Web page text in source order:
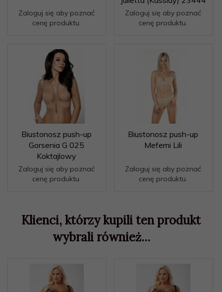
Zaloguj się aby poznać
cenę produktu.
Zaloguj się aby poznać
cenę produktu.
Biustonosz push-up
Gorsenia G 025
Koktajlowy
Zaloguj się aby poznać
cenę produktu.
Biustonosz push-up
Mefemi Lili
Zaloguj się aby poznać
cenę produktu.
Klienci, którzy kupili ten produkt
wybrali również...